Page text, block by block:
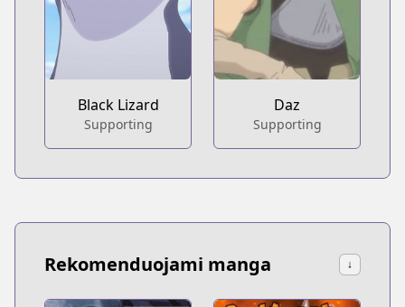
Black Lizard
Supporting
Daz
Supporting
Rekomenduojami manga ↓